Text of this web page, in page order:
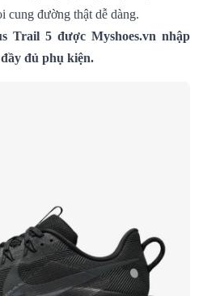
cung đường thật dễ dàng.
Trail 5 được Myshoes.vn nhập
đủ phụ kiện.